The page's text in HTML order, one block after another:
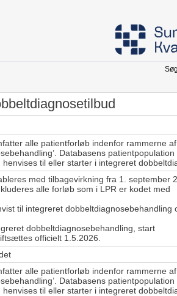
Søg
alle patientforløb indenfor rammerne af
Databasens
henvises til eller starter i integreret
med tilbagevirkning fra 1. september
alle forløb som i LPR er kodet med
til integreret dobbeltdiagnosebehandling
dobbeltdiagnosebehandling, start
officielt 1.5.2026.
alle patientforløb indenfor rammerne af
Databasens
henvises til eller starter i integreret